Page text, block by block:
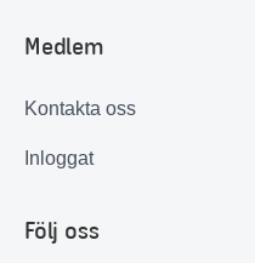
Medlem
Kontakta oss
Inloggat
Följ oss